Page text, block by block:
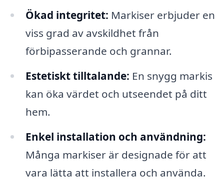
Ökad integritet: Markiser erbjuder en
viss grad av avskildhet från
förbipasserande och grannar.
Estetiskt tilltalande: En snygg markis
kan öka värdet och utseendet på ditt
hem.
Enkel installation och användning:
Många markiser är designade för att
vara lätta att installera och använda.